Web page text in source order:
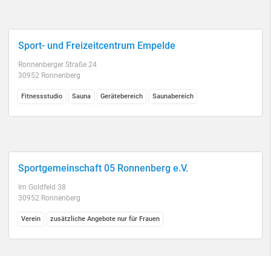
Sport- und Freizeitcentrum Empelde
Ronnenberger Straße 24
30952 Ronnenberg
Fitnessstudio Sauna Gerätebereich Saunabereich
Sportgemeinschaft 05 Ronnenberg e.V.
Im Goldfeld 38
30952 Ronnenberg
Verein zusätzliche Angebote nur für Frauen